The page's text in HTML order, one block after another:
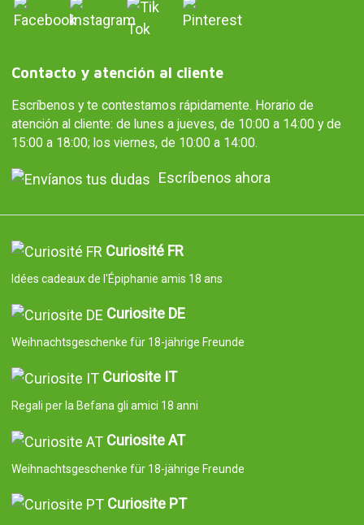
Contacto y atención al cliente
Escríbenos y te contestamos rápidamente. Horario de
atención al cliente: de lunes a jueves, de 10:00 a 14:00 y de
15:00 a 18:00; los viernes, de 10:00 a 14:00.
Escríbenos ahora
Curiosité FR
Idées cadeaux de l'Épiphanie amis 18 ans
Curiosite DE
Weihnachtsgeschenke für 18-jährige Freunde
Curiosite IT
Regali per la Befana gli amici 18 anni
Curiosite AT
Weihnachtsgeschenke für 18-jährige Freunde
Curiosite PT